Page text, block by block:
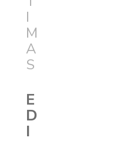
I
M
A
S
E
D
I